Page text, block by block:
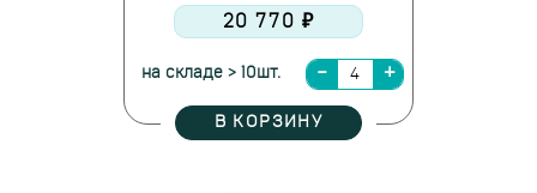
20 770 ₽
на складе > 10шт.
В КОРЗИНУ